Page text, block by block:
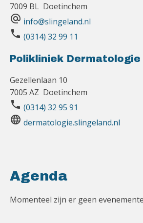
7009 BL Doetinchem
alternate_email info@slingeland.nl
phone (0314) 32 99 11
Polikliniek Dermatologie
Gezellenlaan 10
7005 AZ Doetinchem
phone (0314) 32 95 91
language dermatologie.slingeland.nl
Agenda
Momenteel zijn er geen